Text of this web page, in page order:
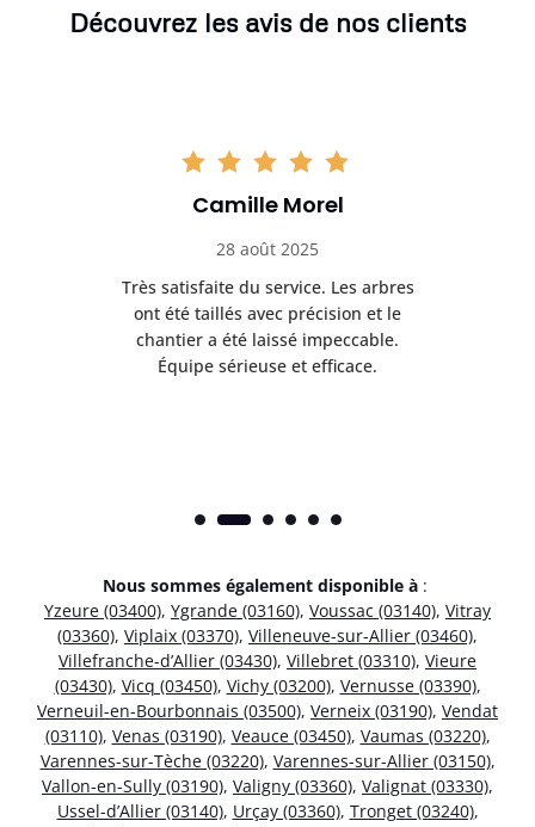
Découvrez les avis de nos clients
Camille Morel
28 août 2025
Très satisfaite du service. Les arbres
ont été taillés avec précision et le
chantier a été laissé impeccable.
Équipe sérieuse et efficace.
Nous sommes également disponible à :
Yzeure (03400), Ygrande (03160), Voussac (03140), Vitray
(03360), Viplaix (03370), Villeneuve-sur-Allier (03460),
Villefranche-d’Allier (03430), Villebret (03310), Vieure
(03430), Vicq (03450), Vichy (03200), Vernusse (03390),
Verneuil-en-Bourbonnais (03500), Verneix (03190), Vendat
(03110), Venas (03190), Veauce (03450), Vaumas (03220),
Varennes-sur-Tèche (03220), Varennes-sur-Allier (03150),
Vallon-en-Sully (03190), Valigny (03360), Valignat (03330),
Ussel-d’Allier (03140), Urçay (03360), Tronget (03240),